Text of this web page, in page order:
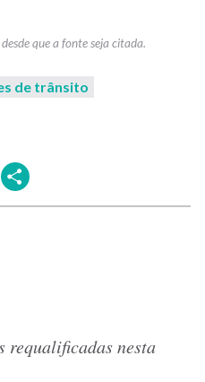
de trânsito
WhatsApp
requalificadas nesta